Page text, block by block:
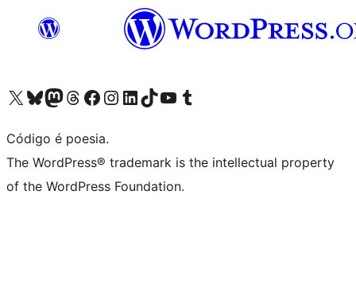
Visite a nossa conta X (antigo Twitter)
Visit our Bluesky account
Visit our Mastodon account
Visit our Threads account
Visite a nossa página do Facebook
Visite a nossa conta no Instagram
Visite a nossa conta no LinkedIn
Visit our TikTok account
Visit our YouTube channel
Visit our Tumblr account
Código é poesia.
The WordPress® trademark is the intellectual property
of the WordPress Foundation.